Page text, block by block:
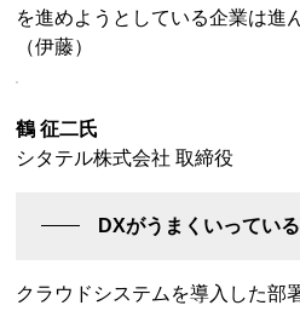
を進めようとしている企業は進
（伊藤）
鶴 征二氏
シタテル株式会社 取締役
DXがうまくいってい
クラウドシステムを導入した部